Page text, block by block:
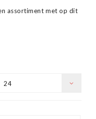
assortiment met op dit
op linnen die
24